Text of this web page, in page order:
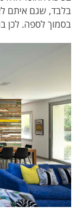
בלבד, שגם איתם
בסמוך לספה. לכן